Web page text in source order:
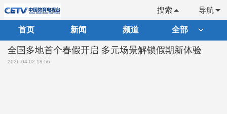
导航
搜索
首页 新闻 频道 全部
全国多地首个春假开启 多元场景解锁假期新体验
2026-04-02 18:56